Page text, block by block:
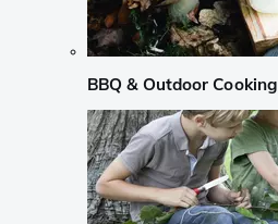
BBQ & Outdoor Cooking